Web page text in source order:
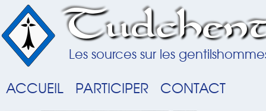
Les sources sur les
ACCUEIL PARTICIPER CONTACT